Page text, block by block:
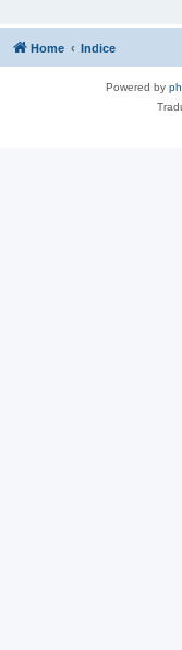
Home Indice
Powered by